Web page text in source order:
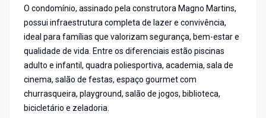
O condomínio, assinado pela construtora Magno Martins,
possui infraestrutura completa de lazer e convivência,
ideal para famílias que valorizam segurança, bem-estar e
qualidade de vida. Entre os diferenciais estão piscinas
adulto e infantil, quadra poliesportiva, academia, sala de
cinema, salão de festas, espaço gourmet com
churrasqueira, playground, salão de jogos, biblioteca,
bicicletário e zeladoria.